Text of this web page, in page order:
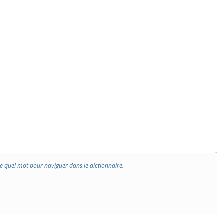
quel mot pour naviguer dans le dictionnaire.